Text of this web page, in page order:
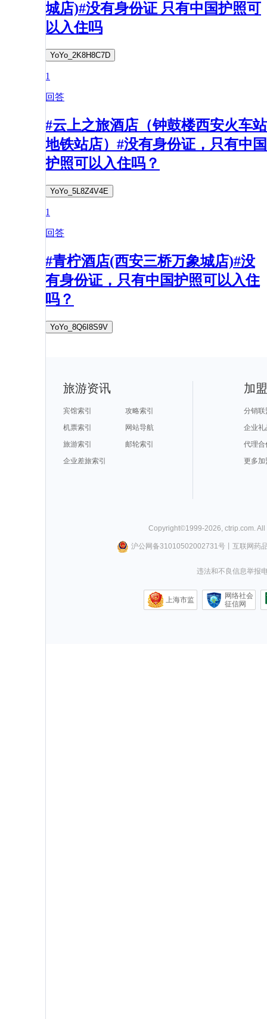
城店)#没有身份证 只有中国护照可
以入住吗
YoYo_2K8H8C7D
1
回答
#云上之旅酒店（钟鼓楼西安火车站
地铁站店）#没有身份证，只有中国
护照可以入住吗？
YoYo_5L8Z4V4E
1
回答
#青柠酒店(西安三桥万象城店)#没
有身份证，只有中国护照可以入住
吗？
YoYo_8Q6I8S9V
旅游资讯
宾馆索引
攻略索引
机票索引
网站导航
旅游索引
邮轮索引
企业差旅索引
加
分销联
企业礼
代理合
更多加
Copyright©1999-2026 ctrip.com .
沪公网备31010502002731号丨 互联网药
违法和不良信息举报
上海市监
网络社会
征信网